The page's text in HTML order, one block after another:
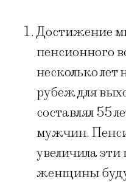
Достижение
пенсионного
несколько лет
рубеж для
составлял 55
мужчин.
увеличила эти
женщины